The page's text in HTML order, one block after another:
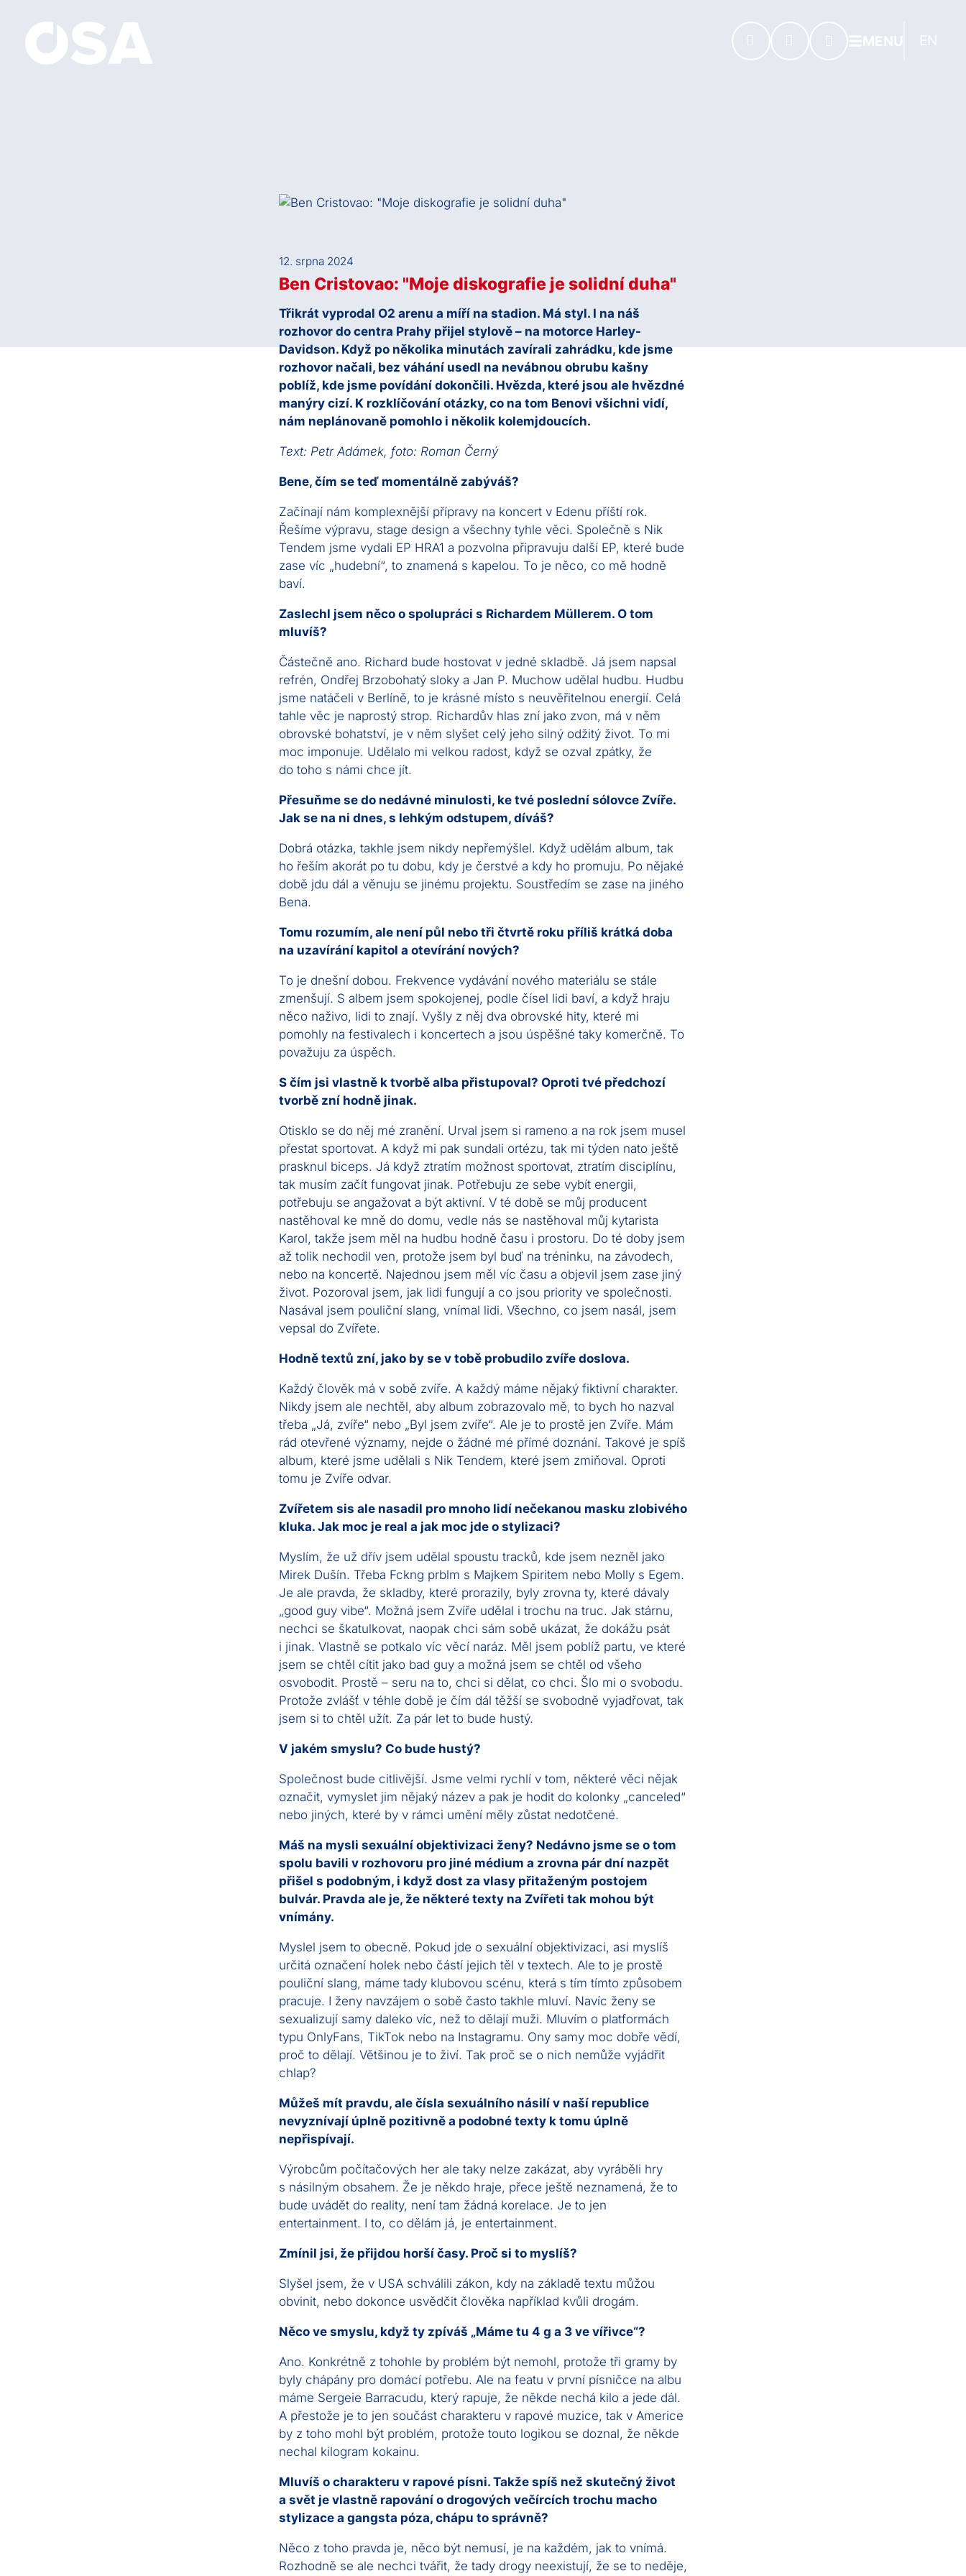
MENU EN
12. srpna 2024
Ben Cristovao: "Moje diskografie je solidní duha"
Třikrát vyprodal O2 arenu a míří na stadion. Má styl. I na náš
rozhovor do centra Prahy přijel stylově – na motorce Harley-
Davidson. Když po několika minutách zavírali zahrádku, kde jsme
rozhovor načali, bez váhání usedl na nevábnou obrubu kašny
poblíž, kde jsme povídání dokončili. Hvězda, které jsou ale hvězdné
manýry cizí. K rozklíčování otázky, co na tom Benovi všichni vidí,
nám neplánovaně pomohlo i několik kolemjdoucích.
Text: Petr Adámek, foto: Roman Černý
Bene, čím se teď momentálně zabýváš?
Začínají nám komplexnější přípravy na koncert v Edenu příští rok.
Řešíme výpravu, stage design a všechny tyhle věci. Společně s Nik
Tendem jsme vydali EP HRA1 a pozvolna připravuju další EP, které bude
zase víc „hudební“, to znamená s kapelou. To je něco, co mě hodně
baví.
Zaslechl jsem něco o spolupráci s Richardem Müllerem. O tom
mluvíš?
Částečně ano. Richard bude hostovat v jedné skladbě. Já jsem napsal
refrén, Ondřej Brzobohatý sloky a Jan P. Muchow udělal hudbu. Hudbu
jsme natáčeli v Berlíně, to je krásné místo s neuvěřitelnou energií. Celá
tahle věc je naprostý strop. Richardův hlas zní jako zvon, má v něm
obrovské bohatství, je v něm slyšet celý jeho silný odžitý život. To mi
moc imponuje. Udělalo mi velkou radost, když se ozval zpátky, že
do toho s námi chce jít.
Přesuňme se do nedávné minulosti, ke tvé poslední sólovce Zvíře.
Jak se na ni dnes, s lehkým odstupem, díváš?
Dobrá otázka, takhle jsem nikdy nepřemýšlel. Když udělám album, tak
ho řeším akorát po tu dobu, kdy je čerstvé a kdy ho promuju. Po nějaké
době jdu dál a věnuju se jinému projektu. Soustředím se zase na jiného
Bena.
Tomu rozumím, ale není půl nebo tři čtvrtě roku příliš krátká doba
na uzavírání kapitol a otevírání nových?
To je dnešní dobou. Frekvence vydávání nového materiálu se stále
zmenšují. S albem jsem spokojenej, podle čísel lidi baví, a když hraju
něco naživo, lidi to znají. Vyšly z něj dva obrovské hity, které mi
pomohly na festivalech i koncertech a jsou úspěšné taky komerčně. To
považuju za úspěch.
S čím jsi vlastně k tvorbě alba přistupoval? Oproti tvé předchozí
tvorbě zní hodně jinak.
Otisklo se do něj mé zranění. Urval jsem si rameno a na rok jsem musel
přestat sportovat. A když mi pak sundali ortézu, tak mi týden nato ještě
prasknul biceps. Já když ztratím možnost sportovat, ztratím disciplínu,
tak musím začít fungovat jinak. Potřebuju ze sebe vybít energii,
potřebuju se angažovat a být aktivní. V té době se můj producent
nastěhoval ke mně do domu, vedle nás se nastěhoval můj kytarista
Karol, takže jsem měl na hudbu hodně času i prostoru. Do té doby jsem
až tolik nechodil ven, protože jsem byl buď na tréninku, na závodech,
nebo na koncertě. Najednou jsem měl víc času a objevil jsem zase jiný
život. Pozoroval jsem, jak lidi fungují a co jsou priority ve společnosti.
Nasával jsem pouliční slang, vnímal lidi. Všechno, co jsem nasál, jsem
vepsal do Zvířete.
Hodně textů zní, jako by se v tobě probudilo zvíře doslova.
Každý člověk má v sobě zvíře. A každý máme nějaký fiktivní charakter.
Nikdy jsem ale nechtěl, aby album zobrazovalo mě, to bych ho nazval
třeba „Já, zvíře“ nebo „Byl jsem zvíře“. Ale je to prostě jen Zvíře. Mám
rád otevřené významy, nejde o žádné mé přímé doznání. Takové je spíš
album, které jsme udělali s Nik Tendem, které jsem zmiňoval. Oproti
tomu je Zvíře odvar.
Zvířetem sis ale nasadil pro mnoho lidí nečekanou masku zlobivého
kluka. Jak moc je real a jak moc jde o stylizaci?
Myslím, že už dřív jsem udělal spoustu tracků, kde jsem nezněl jako
Mirek Dušín. Třeba Fckng prblm s Majkem Spiritem nebo Molly s Egem.
Je ale pravda, že skladby, které prorazily, byly zrovna ty, které dávaly
„good guy vibe“. Možná jsem Zvíře udělal i trochu na truc. Jak stárnu,
nechci se škatulkovat, naopak chci sám sobě ukázat, že dokážu psát
i jinak. Vlastně se potkalo víc věcí naráz. Měl jsem poblíž partu, ve které
jsem se chtěl cítit jako bad guy a možná jsem se chtěl od všeho
osvobodit. Prostě – seru na to, chci si dělat, co chci. Šlo mi o svobodu.
Protože zvlášť v téhle době je čím dál těžší se svobodně vyjadřovat, tak
jsem si to chtěl užít. Za pár let to bude hustý.
V jakém smyslu? Co bude hustý?
Společnost bude citlivější. Jsme velmi rychlí v tom, některé věci nějak
označit, vymyslet jim nějaký název a pak je hodit do kolonky „canceled“
nebo jiných, které by v rámci umění měly zůstat nedotčené.
Máš na mysli sexuální objektivizaci ženy? Nedávno jsme se o tom
spolu bavili v rozhovoru pro jiné médium a zrovna pár dní nazpět
přišel s podobným, i když dost za vlasy přitaženým postojem
bulvár. Pravda ale je, že některé texty na Zvířeti tak mohou být
vnímány.
Myslel jsem to obecně. Pokud jde o sexuální objektivizaci, asi myslíš
určitá označení holek nebo částí jejich těl v textech. Ale to je prostě
pouliční slang, máme tady klubovou scénu, která s tím tímto způsobem
pracuje. I ženy navzájem o sobě často takhle mluví. Navíc ženy se
sexualizují samy daleko víc, než to dělají muži. Mluvím o platformách
typu OnlyFans, TikTok nebo na Instagramu. Ony samy moc dobře vědí,
proč to dělají. Většinou je to živí. Tak proč se o nich nemůže vyjádřit
chlap?
Můžeš mít pravdu, ale čísla sexuálního násilí v naší republice
nevyznívají úplně pozitivně a podobné texty k tomu úplně
nepřispívají.
Výrobcům počítačových her ale taky nelze zakázat, aby vyráběli hry
s násilným obsahem. Že je někdo hraje, přece ještě neznamená, že to
bude uvádět do reality, není tam žádná korelace. Je to jen
entertainment. I to, co dělám já, je entertainment.
Zmínil jsi, že přijdou horší časy. Proč si to myslíš?
Slyšel jsem, že v USA schválili zákon, kdy na základě textu můžou
obvinit, nebo dokonce usvědčit člověka například kvůli drogám.
Něco ve smyslu, když ty zpíváš „Máme tu 4 g a 3 ve vířivce“?
Ano. Konkrétně z tohohle by problém být nemohl, protože tři gramy by
byly chápány pro domácí potřebu. Ale na featu v první písničce na albu
máme Sergeie Barracudu, který rapuje, že někde nechá kilo a jede dál.
A přestože je to jen součást charakteru v rapové muzice, tak v Americe
by z toho mohl být problém, protože touto logikou se doznal, že někde
nechal kilogram kokainu.
Mluvíš o charakteru v rapové písni. Takže spíš než skutečný život
a svět je vlastně rapování o drogových večírcích trochu macho
stylizace a gangsta póza, chápu to správně?
Něco z toho pravda je, něco být nemusí, je na každém, jak to vnímá.
Rozhodně se ale nechci tvářit, že tady drogy neexistují, že se to neděje,